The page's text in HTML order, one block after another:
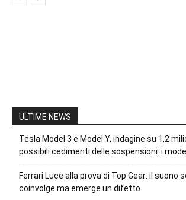
ULTIME NEWS
Tesla Model 3 e Model Y, indagine su 1,2
possibili cedimenti delle sospensioni: i
Ferrari Luce alla prova di Top Gear: il suono
coinvolge ma emerge un difetto